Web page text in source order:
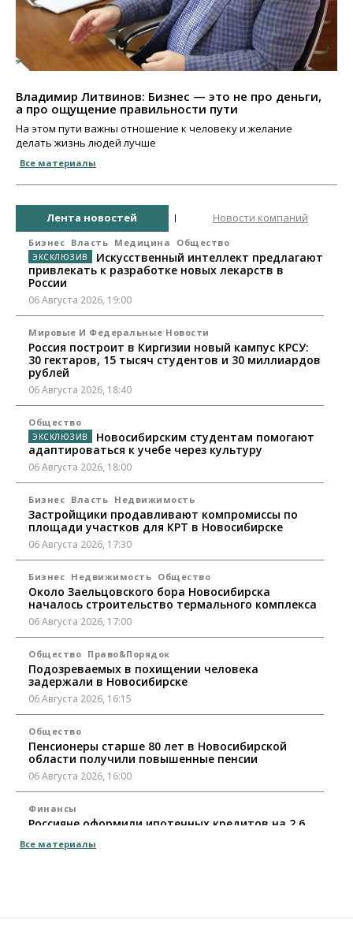
Владимир Литвинов: Бизнес — это не про деньги,
а про ощущение правильности пути
На этом пути важны отношение к человеку и желание
делать жизнь людей лучше
Все материалы
Лента новостей Новости компаний
Бизнес Власть Медицина Общество
Искусственный интеллект предлагают
привлекать к разработке новых лекарств в
России
06 Августа 2026, 19:00
Мировые И Федеральные Новости
Россия построит в Киргизии новый кампус КРСУ:
30 гектаров, 15 тысяч студентов и 30 миллиардов
рублей
06 Августа 2026, 18:40
Общество
Новосибирским студентам помогают
адаптироваться к учебе через культуру
06 Августа 2026, 18:00
Бизнес Власть Недвижимость
Застройщики продавливают компромиссы по
площади участков для КРТ в Новосибирске
06 Августа 2026, 17:30
Бизнес Недвижимость Общество
Около Заельцовского бора Новосибирска
началось строительство термального комплекса
06 Августа 2026, 17:00
Общество Право&Порядок
Подозреваемых в похищении человека
задержали в Новосибирске
06 Августа 2026, 16:15
Общество
Пенсионеры старше 80 лет в Новосибирской
области получили повышенные пенсии
06 Августа 2026, 16:00
Финансы
Россияне оформили ипотечных кредитов на 2,6
06 Августа 2026, 15:53
Все материалы